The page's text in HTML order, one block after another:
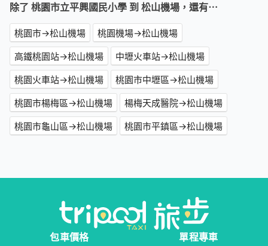
除了 桃園市立平興國民小學 到 松山機場，還有⋯
桃園市→松山機場
桃園機場→松山機場
高鐵桃園站→松山機場
中壢火車站→松山機場
桃園火車站→松山機場
桃園市中壢區→松山機場
桃園市楊梅區→松山機場
楊梅天成醫院→松山機場
桃園市龜山區→松山機場
桃園市平鎮區→松山機場
包車價格
單程專車